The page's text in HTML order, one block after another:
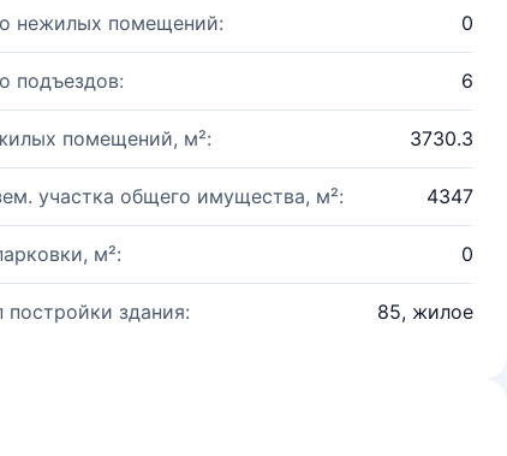
нежилых помещений: 0
подъездов: 6
помещений, м²: 3730.3
участка общего имущества, м²: 4347
м²: 0
постройки здания: 85, жилое